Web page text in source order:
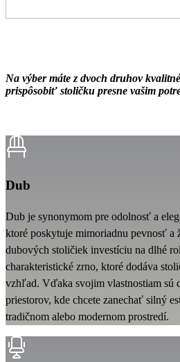
Na výber máte z dvoch druhov
prispôsobiť stoličku presne vašim
Dub
Dub je synonymom pre odolnosť a
ktoré poskytuje mimoriadnu pevnosť a
dubových stoličiek investíciu na dlhé
charakteristické zrno, ktoré dodáva
vzhľad. Vďaka svojim vlastnostiam sú
priestorov, kde chcete zanechať silný
tradičnom alebo modernom prostredí.